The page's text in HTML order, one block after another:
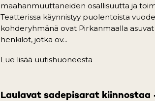
maahanmuuttaneiden osallisuutta ja
Teatterissa käynnistyy puolentoista
kohderyhmänä ovat Pirkanmaalla
henkilöt, jotka ov...
Lue lisää uutishuoneesta
Laulavat sadepisarat kiinnostaa